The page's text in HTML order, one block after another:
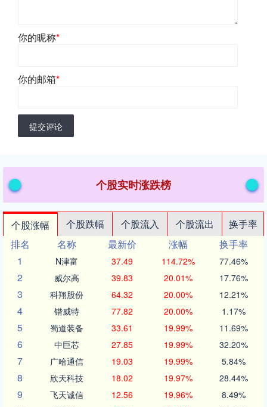
你的昵称*
你的邮箱*
提交评论
个股实时涨跌榜
个股涨幅 个股跌幅 个股流入 个股流出
换手率
排名
名称 最新价 涨幅
换手率
1
N津富 37.49 114.72% 77.46%
2 威尔高 39.83 20.01% 17.76%
3 科翔股份 64.32 20.00% 12.21%
4 锴威特 77.82 20.00% 1.17%
5 蜀道装备 33.61 19.99% 11.69%
6 中巨芯 27.85 19.99% 32.20%
7 广哈通信 19.03 19.99% 5.84%
8 欣天科技 18.02 19.97% 28.44%
9 飞天诚信 12.56 19.96% 8.49%